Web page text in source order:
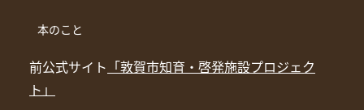
本のこと
前公式サイト 「敦賀市知育・啓発施設プロジェク
ト」